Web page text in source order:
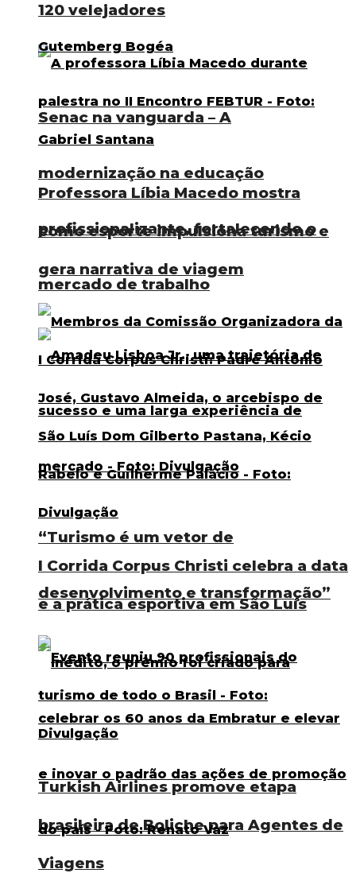
120 velejadores
Professora Líbia Macedo mostra
como esporte impulsiona turismo e
gera narrativa de viagem
I Corrida Corpus Christi celebra a data
e a prática esportiva em São Luís
Turkish Airlines promove etapa
brasileira de Boliche para Agentes de
Viagens
Senac na vanguarda – A
modernização na educação
profissionalizante, fortalecendo o
mercado de trabalho
“Turismo é um vetor de
desenvolvimento e transformação”